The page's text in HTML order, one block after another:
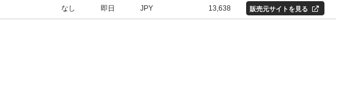
なし 即日 JPY 13,638 販売元サイトを見る